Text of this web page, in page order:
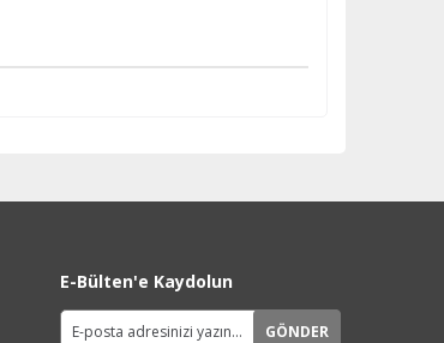
E-Bülten'e Kaydolun
GÖNDER